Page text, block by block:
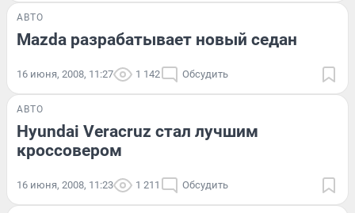
АВТО
Mazda разрабатывает новый седан
16 июня, 2008, 11:27 1 142 Обсудить
АВТО
Hyundai Veracruz стал лучшим
кроссовером
16 июня, 2008, 11:23 1 211 Обсудить